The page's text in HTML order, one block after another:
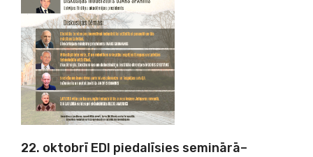
22. oktobrī EDI piedalīsies seminārā–